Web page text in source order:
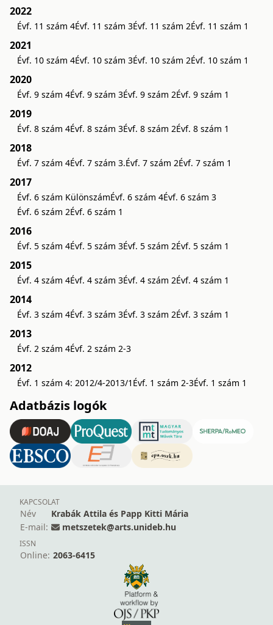
2022
Évf. 11 szám 4Évf. 11 szám 3Évf. 11 szám 2Évf. 11 szám 1
2021
Évf. 10 szám 4Évf. 10 szám 3Évf. 10 szám 2Évf. 10 szám 1
2020
Évf. 9 szám 4Évf. 9 szám 3Évf. 9 szám 2Évf. 9 szám 1
2019
Évf. 8 szám 4Évf. 8 szám 3Évf. 8 szám 2Évf. 8 szám 1
2018
Évf. 7 szám 4Évf. 7 szám 3.Évf. 7 szám 2Évf. 7 szám 1
2017
Évf. 6 szám KülönszámÉvf. 6 szám 4Évf. 6 szám 3
Évf. 6 szám 2Évf. 6 szám 1
2016
Évf. 5 szám 4Évf. 5 szám 3Évf. 5 szám 2Évf. 5 szám 1
2015
Évf. 4 szám 4Évf. 4 szám 3Évf. 4 szám 2Évf. 4 szám 1
2014
Évf. 3 szám 4Évf. 3 szám 3Évf. 3 szám 2Évf. 3 szám 1
2013
Évf. 2 szám 4Évf. 2 szám 2-3
2012
Évf. 1 szám 4: 2012/4-2013/1 Évf. 1 szám 2-3Évf. 1 szám 1
Adatbázis logók
KAPCSOLAT
Név
Krabák Attila és Papp Kitti Mária
E-mail:
metszetek@arts.unideb.hu
ISSN
Online: 2063-6415